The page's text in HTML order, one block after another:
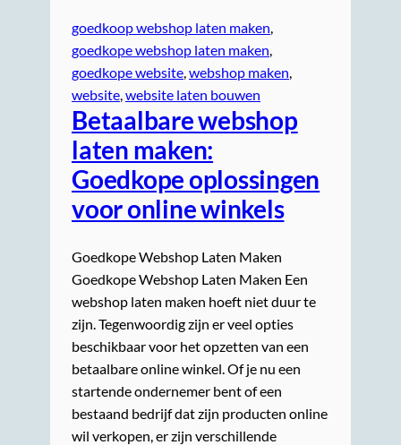
goedkoop webshop laten maken
goedkope webshop laten maken
goedkope website, webshop maken
website, website laten bouwen
Betaalbare webshop
laten maken:
Goedkope oplossingen
voor online winkels
Goedkope Webshop Laten Maken
Goedkope Webshop Laten Maken Een
webshop laten maken hoeft niet duur te
zijn. Tegenwoordig zijn er veel opties
beschikbaar voor het opzetten van een
betaalbare online winkel. Of je nu een
startende ondernemer bent of een
bestaand bedrijf dat zijn producten online
wil verkopen, er zijn verschillende